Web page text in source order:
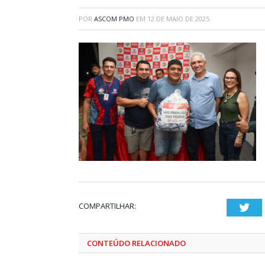
POR ASCOM PMO EM 12 DE MAIO DE 2025
COMPARTILHAR:
CONTEÚDO RELACIONADO